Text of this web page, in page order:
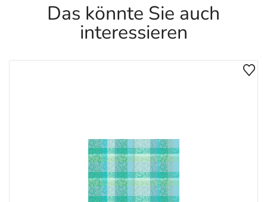
Das könnte Sie auch
interessieren